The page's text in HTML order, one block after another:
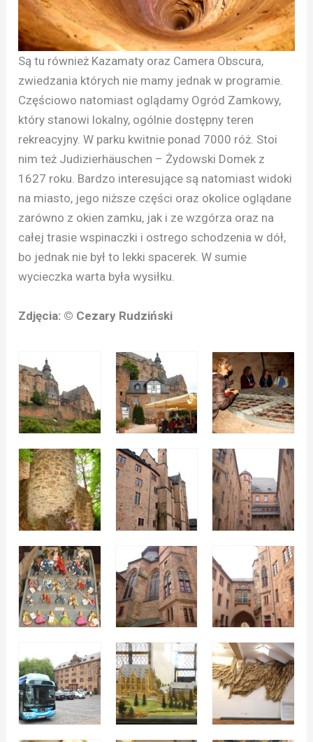
Są tu również Kazamaty oraz Camera Obscura,
zwiedzania których nie mamy jednak w programie.
Częściowo natomiast oglądamy Ogród Zamkowy,
który stanowi lokalny, ogólnie dostępny teren
rekreacyjny. W parku kwitnie ponad 7000 róż. Stoi
nim też Judizierhäuschen – Żydowski Domek z
1627 roku. Bardzo interesujące są natomiast widoki
na miasto, jego niższe części oraz okolice oglądane
zarówno z okien zamku, jak i ze wzgórza oraz na
całej trasie wspinaczki i ostrego schodzenia w dół,
bo jednak nie był to lekki spacerek. W sumie
wycieczka warta była wysiłku.
Zdjęcia: © Cezary Rudziński